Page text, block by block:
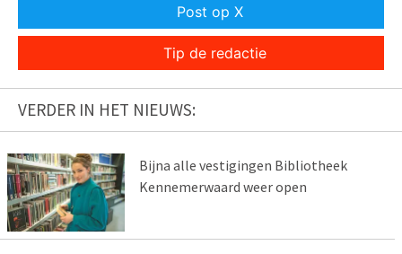
Post op X
Tip de redactie
VERDER IN HET NIEUWS:
Bijna alle vestigingen Bibliotheek
Kennemerwaard weer open